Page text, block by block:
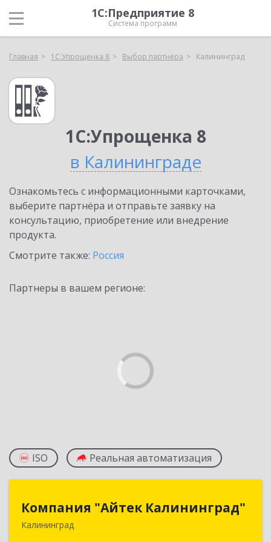
1С:Предприятие 8
Система программ
Главная 1С:Упрощенка 8 Выбор партнёра Калининград
1С:Упрощенка 8
в Калининграде
Ознакомьтесь с информационными карточками,
выберите партнёра и отправьте заявку на
консультацию, приобретение или внедрение
продукта.
Смотрите также: Россия
Партнеры в вашем регионе:
ISO Реальная автоматизация
Компания "Айтек Калининград"
Калининград
Компания "Айтек Калининград"
236016, Калининградская обл, Калининград г,